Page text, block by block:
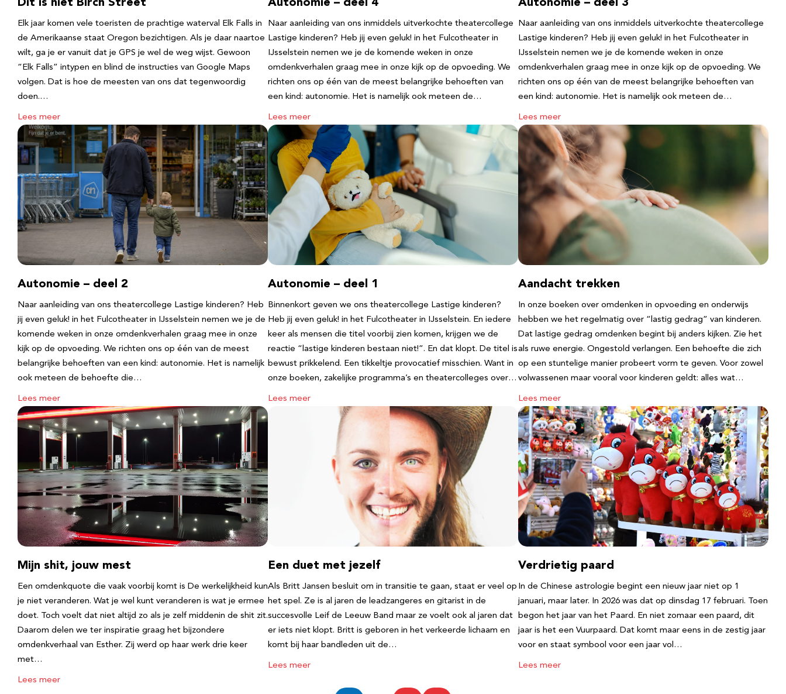
Dit is niet Birch Street
Elk jaar komen vele toeristen de prachtige waterval Elk Falls in
de Amerikaanse staat Oregon bezichtigen. Als je daar naartoe
wilt, ga je er vanuit dat je GPS je wel de weg wijst. Gewoon
“Elk Falls” intypen en blind de instructies van Google Maps
volgen. Dat is hoe de meesten van ons dat tegenwoordig
doen.…
Lees meer
Autonomie – deel 4
Naar aanleiding van ons inmiddels uitverkochte theatercollege
Lastige kinderen? Heb jij even geluk! in het Fulcotheater in
IJsselstein nemen we je de komende weken in onze
omdenkverhalen graag mee in onze kijk op de opvoeding. We
richten ons op één van de meest belangrijke behoeften van
een kind: autonomie. Het is namelijk ook meteen de…
Lees meer
Autonomie – deel 3
Naar aanleiding van ons inmiddels uitverkochte theatercollege
Lastige kinderen? Heb jij even geluk! in het Fulcotheater in
IJsselstein nemen we je de komende weken in onze
omdenkverhalen graag mee in onze kijk op de opvoeding. We
richten ons op één van de meest belangrijke behoeften van
een kind: autonomie. Het is namelijk ook meteen de…
Lees meer
Autonomie – deel 2
Naar aanleiding van ons theatercollege Lastige kinderen? Heb
jij even geluk! in het Fulcotheater in IJsselstein nemen we je de
komende weken in onze omdenkverhalen graag mee in onze
kijk op de opvoeding. We richten ons op één van de meest
belangrijke behoeften van een kind: autonomie. Het is namelijk
ook meteen de behoefte die…
Lees meer
Autonomie – deel 1
Binnenkort geven we ons theatercollege Lastige kinderen?
Heb jij even geluk! in het Fulcotheater in IJsselstein. En iedere
keer als mensen die titel voorbij zien komen, krijgen we de
reactie “lastige kinderen bestaan niet!”. En dat klopt. De titel is
bewust prikkelend. Een tikkeltje provocatief misschien. Want in
onze boeken, zakelijke programma’s en theatercolleges over…
Lees meer
Aandacht trekken
In onze boeken over omdenken in opvoeding en onderwijs
hebben we het regelmatig over “lastig gedrag” van kinderen.
Dat lastige gedrag omdenken begint bij anders kijken. Zie het
als ruwe energie. Ongestold verlangen. Een behoefte die zich
op een stuntelige manier probeert vorm te geven. Voor zowel
volwassenen maar vooral voor kinderen geldt: alles wat…
Lees meer
Mijn shit, jouw mest
Een omdenkquote die vaak voorbij komt is De werkelijkheid kun
je niet veranderen. Wat je wel kunt veranderen is wat je ermee
doet. Toch voelt dat niet altijd zo als je zelf middenin de shit zit.
Daarom delen we ter inspiratie graag het bijzondere
omdenkverhaal van Esther. Zij werd op haar werk drie keer
met…
Lees meer
Een duet met jezelf
Als Britt Jansen besluit om in transitie te gaan, staat er veel op
het spel. Ze is al jaren de leadzangeres en gitarist in de
succesvolle Leif de Leeuw Band maar ze voelt ook al jaren dat
er iets niet klopt. Britt is geboren in het verkeerde lichaam en
komt bij haar bandleden uit de…
Lees meer
Verdrietig paard
In de Chinese astrologie begint een nieuw jaar niet op 1
januari, maar later. In 2026 was dat op dinsdag 17 februari. Toen
begon het jaar van het Paard. En niet zomaar een paard, dit
jaar is het een Vuurpaard. Dat komt maar eens in de zestig jaar
voor en staat symbool voor een jaar vol…
Lees meer